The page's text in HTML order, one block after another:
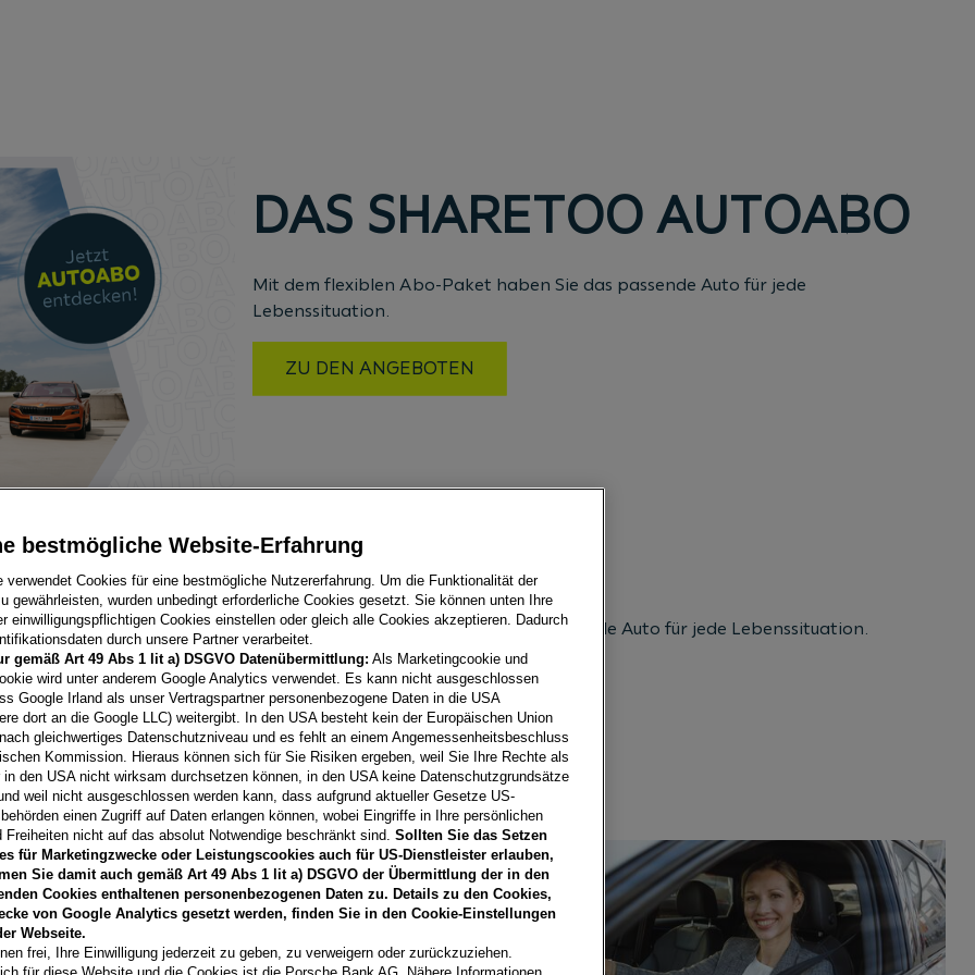
DAS SHARETOO AUTOABO
Mit dem flexiblen Abo-Paket haben Sie das passende Auto für jede
Lebenssituation.
ZU DEN ANGEBOTEN
im Komplettpaket: mit dem flexiblenAutoabo haben Sie das passende Auto für jede Lebenssituation.
by ARAC GmbH.
IHREM AUTOABO
bestmögliche Website-Erfahrung
verwendet Cookies für eine bestmögliche Nutzererfahrung. Um die Funktionalität der
gewährleisten, wurden unbedingt erforderliche Cookies gesetzt. Sie können unten Ihre
einwilligungspflichtigen Cookies einstellen oder gleich alle Cookies akzeptieren. Dadurch
durch unsere Partner verarbeitet.
gemäß Art 49 Abs 1 lit a) DSGVO Datenübermittlung: Als Marketingcookie und
wird unter anderem Google Analytics verwendet. Es kann nicht ausgeschlossen
Google Irland als unser Vertragspartner personenbezogene Daten in die USA
dort an die Google LLC) weitergibt. In den USA besteht kein der Europäischen Union
gleichwertiges Datenschutzniveau und es fehlt an einem Angemessenheitsbeschluss
Kommission. Hieraus können sich für Sie Risiken ergeben, weil Sie Ihre Rechte als
in den USA nicht wirksam durchsetzen können, in den USA keine Datenschutzgrundsätze
weil nicht ausgeschlossen werden kann, dass aufgrund aktueller Gesetze US-
einen Zugriff auf Daten erlangen können, wobei Eingriffe in Ihre persönlichen
Freiheiten nicht auf das absolut Notwendige beschränkt sind. Sollten Sie das Setzen
für Marketingzwecke oder Leistungscookies auch für US-Dienstleister erlauben,
Sie damit auch gemäß Art 49 Abs 1 lit a) DSGVO der Übermittlung der in den
Cookies enthaltenen personenbezogenen Daten zu. Details zu den Cookies,
von Google Analytics gesetzt werden, finden Sie in den Cookie-Einstellungen
Webseite.
frei, Ihre Einwilligung jederzeit zu geben, zu verweigern oder zurückzuziehen.